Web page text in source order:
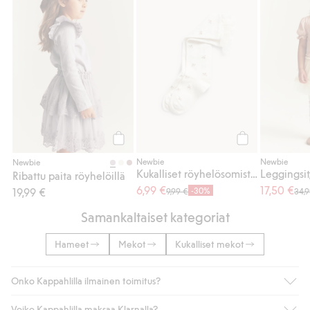
Newbie
Ribattu paita röyhelöillä
19,99 €
Newbie
6,99 €9,99 € -30%
Newbie
17,50 €
Samankaltaiset kategoriat
Hameet Mekot Kukalliset mekot
Onko Kappahlilla ilmainen toimitus?